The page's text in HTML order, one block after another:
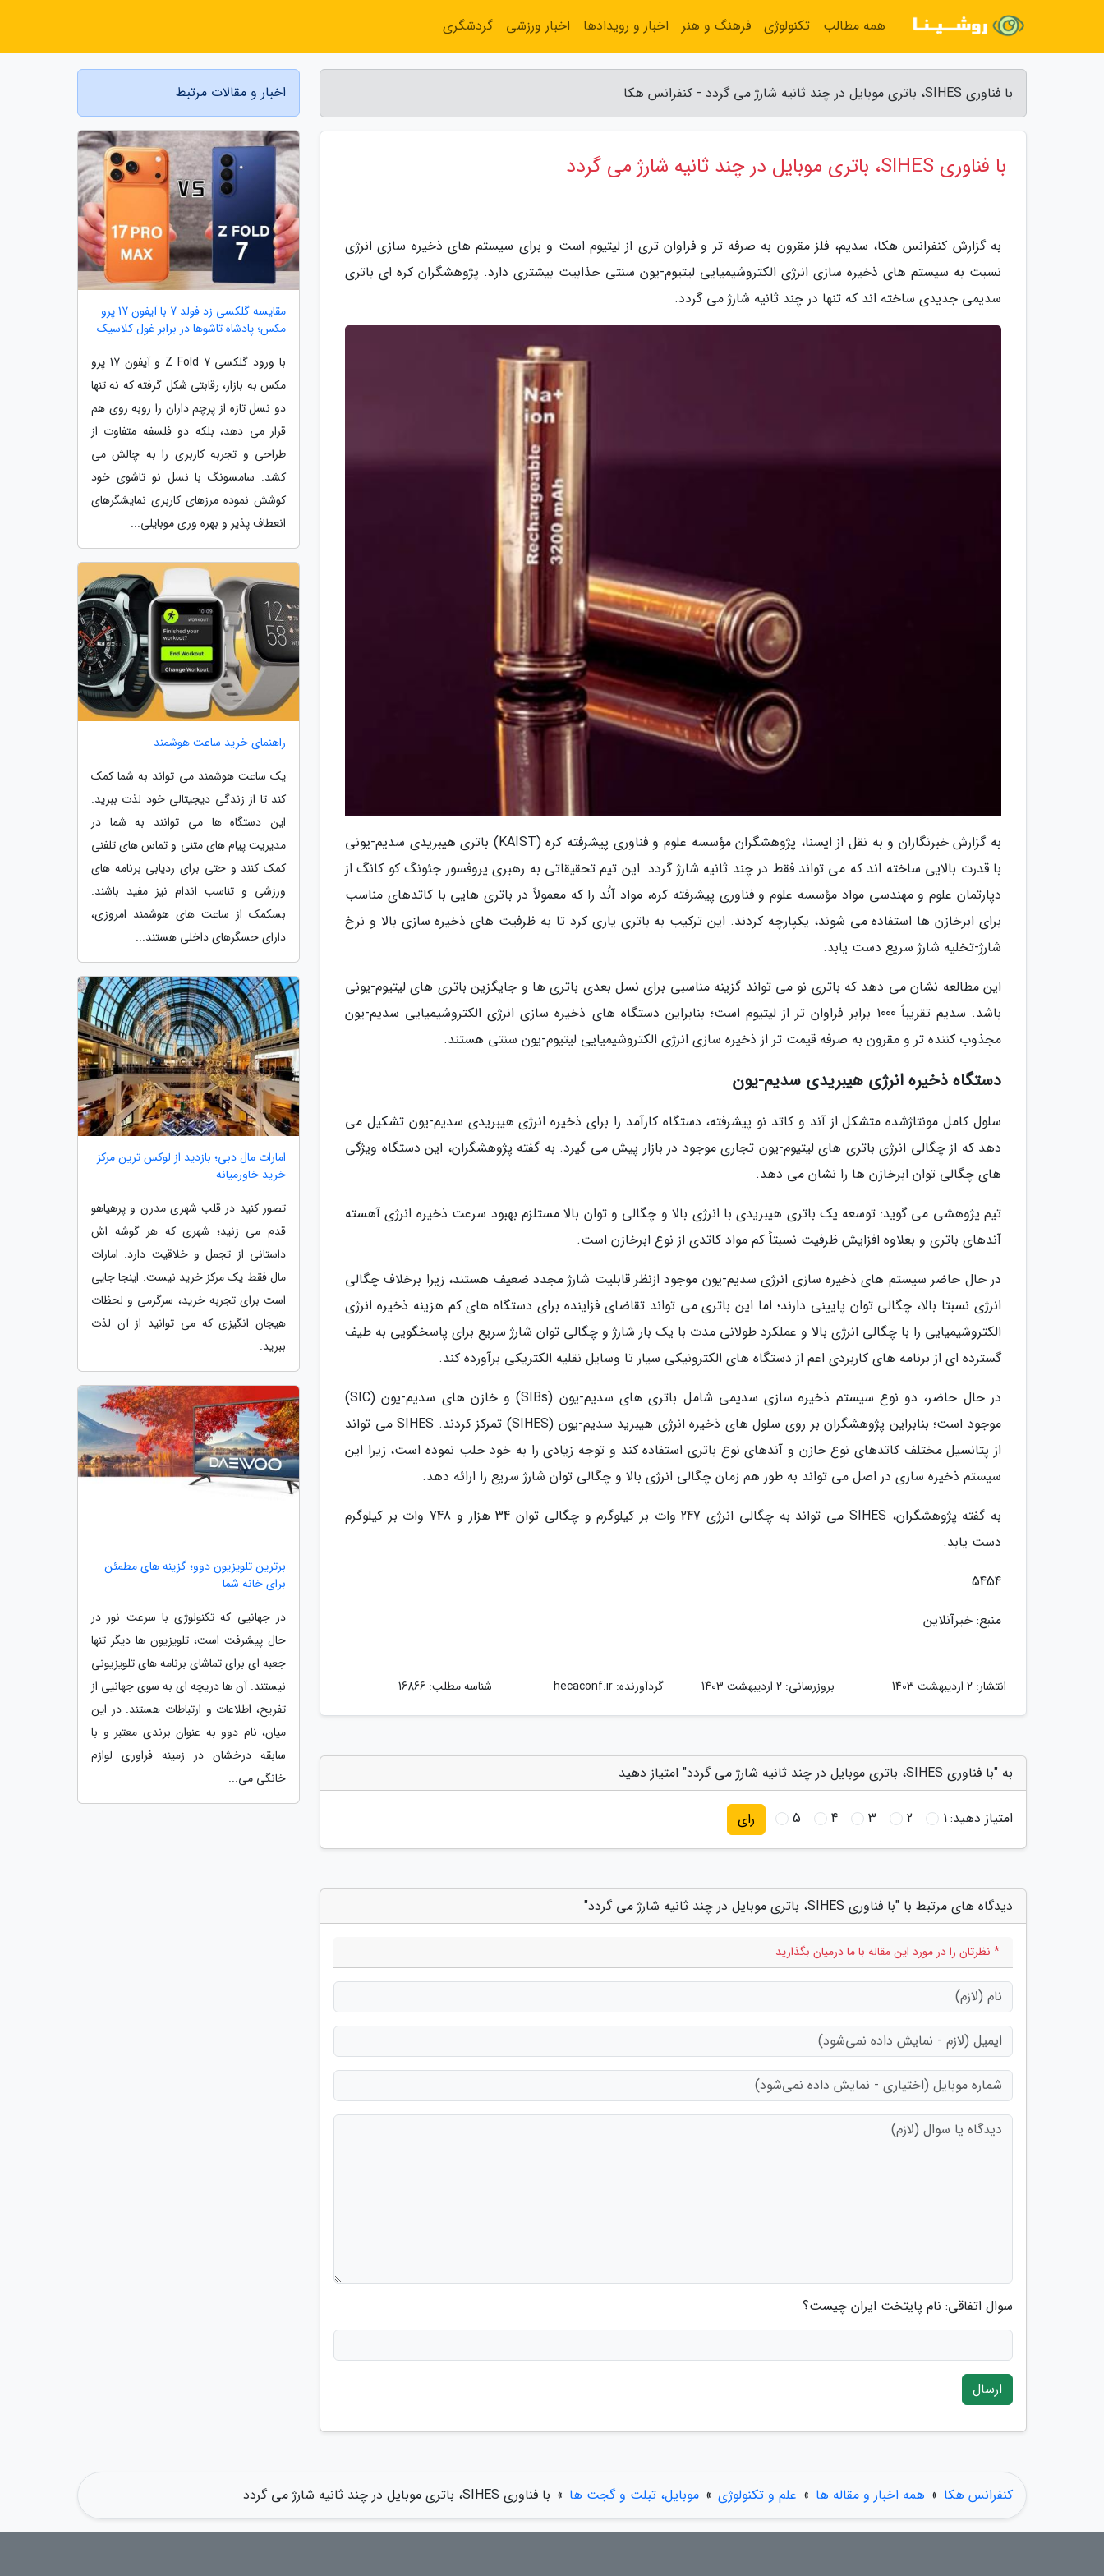
با فناوری SIHES، باتری موبایل در چند ثانیه شارژ می گردد - کنفرانس هکا
با فناوری SIHES، باتری موبایل در چند ثانیه شارژ می گردد
به گزارش کنفرانس هکا، سدیم، فلز مقرون به صرفه تر و فراوان تری از لیتیوم است و برای سیستم های ذخیره سازی انرژی
نسبت به سیستم های ذخیره سازی انرژی الکتروشیمیایی لیتیوم-یون سنتی جذابیت بیشتری دارد. پژوهشگران کره ای باتری
سدیمی جدیدی ساخته اند که تنها در چند ثانیه شارژ می گردد.
به گزارش خبرنگاران و به نقل از ایسنا، پژوهشگران مؤسسه علوم و فناوری پیشرفته کره (KAIST) باتری هیبریدی سدیم-یونی
با قدرت بالایی ساخته اند که می تواند فقط در چند ثانیه شارژ گردد. این تیم تحقیقاتی به رهبری پروفسور جئونگ کو کانگ از
دپارتمان علوم و مهندسی مواد مؤسسه علوم و فناوری پیشرفته کره، مواد آنُد را که معمولاً در باتری هایی با کاتدهای مناسب
برای ابرخازن ها استفاده می شوند، یکپارچه کردند. این ترکیب به باتری یاری کرد تا به ظرفیت های ذخیره سازی بالا و نرخ
شارژ-تخلیه شارژ سریع دست یابد.
این مطالعه نشان می دهد که باتری نو می تواند گزینه مناسبی برای نسل بعدی باتری ها و جایگزین باتری های لیتیوم-یونی
باشد. سدیم تقریباً 1000 برابر فراوان تر از لیتیوم است؛ بنابراین دستگاه های ذخیره سازی انرژی الکتروشیمیایی سدیم-یون
مجذوب کننده تر و مقرون به صرفه قیمت تر از ذخیره سازی انرژی الکتروشیمیایی لیتیوم-یون سنتی هستند.
دستگاه ذخیره انرژی هیبریدی سدیم-یون
سلول کامل مونتاژشده متشکل از آند و کاتد نو پیشرفته، دستگاه کارآمد را برای ذخیره انرژی هیبریدی سدیم-یون تشکیل می
دهد که از چگالی انرژی باتری های لیتیوم-یون تجاری موجود در بازار پیش می گیرد. به گفته پژوهشگران، این دستگاه ویژگی
های چگالی توان ابرخازن ها را نشان می دهد.
تیم پژوهشی می گوید: توسعه یک باتری هیبریدی با انرژی بالا و چگالی و توان بالا مستلزم بهبود سرعت ذخیره انرژی آهسته
آندهای باتری و بعلاوه افزایش ظرفیت نسبتاً کم مواد کاتدی از نوع ابرخازن است.
در حال حاضر سیستم های ذخیره سازی انرژی سدیم-یون موجود ازنظر قابلیت شارژ مجدد ضعیف هستند، زیرا برخلاف چگالی
انرژی نسبتا بالا، چگالی توان پایینی دارند؛ اما این باتری می تواند تقاضای فزاینده برای دستگاه های کم هزینه ذخیره انرژی
الکتروشیمیایی را با چگالی انرژی بالا و عملکرد طولانی مدت با یک بار شارژ و چگالی توان شارژ سریع برای پاسخگویی به طیف
گسترده ای از برنامه های کاربردی اعم از دستگاه های الکترونیکی سیار تا وسایل نقلیه الکتریکی برآورده کند.
در حال حاضر، دو نوع سیستم ذخیره سازی سدیمی شامل باتری های سدیم-یون (SIBs) و خازن های سدیم-یون (SIC)
موجود است؛ بنابراین پژوهشگران بر روی سلول های ذخیره انرژی هیبرید سدیم-یون (SIHES) تمرکز کردند. SIHES می تواند
از پتانسیل مختلف کاتدهای نوع خازن و آندهای نوع باتری استفاده کند و توجه زیادی را به خود جلب نموده است، زیرا این
سیستم ذخیره سازی در اصل می تواند به طور هم زمان چگالی انرژی بالا و چگالی توان شارژ سریع را ارائه دهد.
به گفته پژوهشگران، SIHES می تواند به چگالی انرژی 247 وات بر کیلوگرم و چگالی توان 34 هزار و 748 وات بر کیلوگرم
دست یابد.
5454
منبع: خبرآنلاین
انتشار: 2 اردیبهشت 1403 بروزرسانی: 2 اردیبهشت 1403 گردآورنده:hecaconf.ir شناسه مطلب: 16866
به "با فناوری SIHES، باتری موبایل در چند ثانیه شارژ می گردد" امتیاز دهید
امتیاز دهید:1
2
3
4
5 رای
دیدگاه های مرتبط با "با فناوری SIHES، باتری موبایل در چند ثانیه شارژ می گردد"
* نظرتان را در مورد این مقاله با ما درمیان بگذارید
سوال اتفاقی: نام پایتخت ایران چیست؟
ارسال
اخبار و مقالات مرتبط
مقایسه گلکسی زد فولد 7 با آیفون 17 پرو
مکس؛ پادشاه تاشوها در برابر غول کلاسیک
با ورود گلکسی Z Fold 7 و آیفون 17 پرو
مکس به بازار، رقابتی شکل گرفته که نه تنها
دو نسل تازه از پرچم داران را روبه روی هم
قرار می دهد، بلکه دو فلسفه متفاوت از
طراحی و تجربه کاربری را به چالش می
کشد. سامسونگ با نسل نو تاشوی خود
کوشش نموده مرزهای کاربری نمایشگرهای
انعطاف پذیر و بهره وری موبایلی...
راهنمای خرید ساعت هوشمند
یک ساعت هوشمند می تواند به شما کمک
کند تا از زندگی دیجیتالی خود لذت ببرید.
این دستگاه ها می توانند به شما در
مدیریت پیام های متنی و تماس های تلفنی
کمک کنند و حتی برای ردیابی برنامه های
ورزشی و تناسب اندام نیز مفید باشند.
بسکمک از ساعت های هوشمند امروزی،
دارای حسگرهای داخلی هستند...
امارات مال دبی؛ بازدید از لوکس ترین مرکز
خرید خاورمیانه
تصور کنید در قلب شهری مدرن و پرهیاهو
قدم می زنید؛ شهری که هر گوشه اش
داستانی از تجمل و خلاقیت دارد. امارات
مال فقط یک مرکز خرید نیست. اینجا جایی
است برای تجربه خرید، سرگرمی و لحظات
هیجان انگیزی که می توانید از آن لذت
ببرید.
برترین تلویزیون دوو؛ گزینه های مطمئن
برای خانه شما
در جهانیی که تکنولوژی با سرعت نور در
حال پیشرفت است، تلویزیون ها دیگر تنها
جعبه ای برای تماشای برنامه های تلویزیونی
نیستند. آن ها دریچه ای به سوی جهانیی از
تفریح، اطلاعات و ارتباطات هستند. در این
میان، نام دوو به عنوان برندی معتبر و با
سابقه درخشان در زمینه فراوری لوازم
خانگی می...
کنفرانس هکا » همه اخبار و مقاله ها » علم و تکنولوژی » موبایل، تبلت و گجت ها » با فناوری SIHES، باتری موبایل در چند ثانیه شارژ می گردد
همه مطالب تکنولوژی فرهنگ و هنر اخبار و رویدادها اخبار ورزشی گردشگری